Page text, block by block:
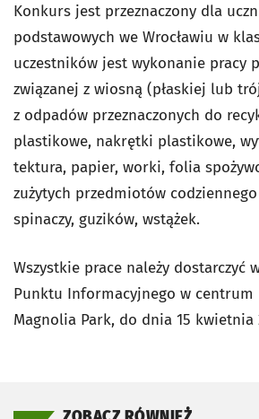
Konkurs jest przeznaczony dla
podstawowych we Wrocławiu w
uczestników jest wykonanie pracy
związanej z wiosną (płaskiej lub
z odpadów przeznaczonych do
plastikowe, nakrętki plastikowe,
tektura, papier, worki, folia
zużytych przedmiotów
spinaczy, guzików, wstążek.
Wszystkie prace należy dostarczyć
Punktu Informacyjnego w centrum
Magnolia Park, do dnia 15 kwietnia